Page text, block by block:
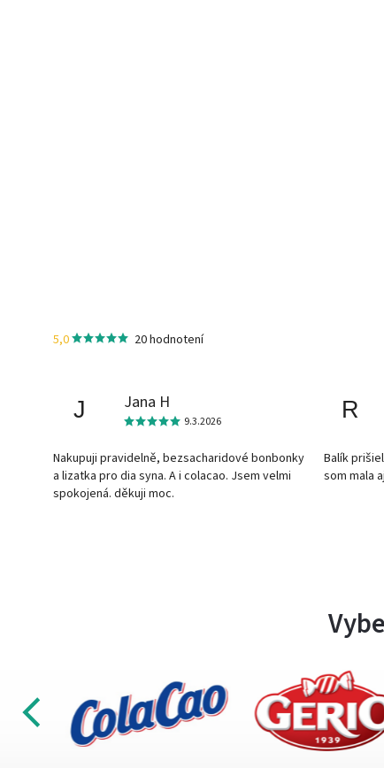
5,0 20 hodnotení
J Jana H
9.3.2026
Nakupuji pravidelně, bezsacharidové bonbonky
a lizatka pro dia syna. A i colacao. Jsem velmi
spokojená. děkuji moc.
R
Balík
som mala